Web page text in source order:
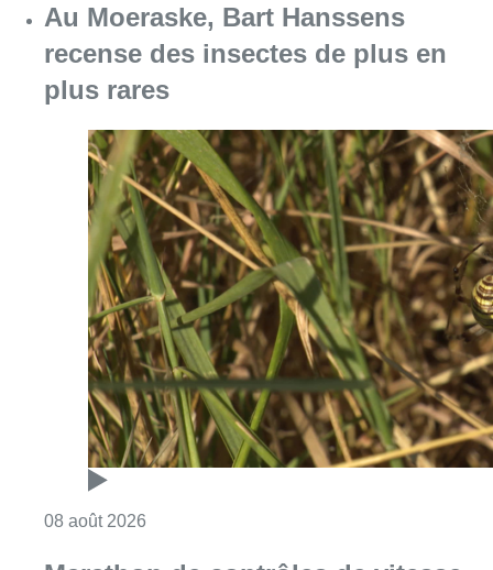
08 août 2026Consulter l'article "Au Moeraske, Bart
Marathon de contrôles de vitesse
ce week-end: “Une moto a été
flashée à 121 km/h sur l’avenue de
Tervuren”